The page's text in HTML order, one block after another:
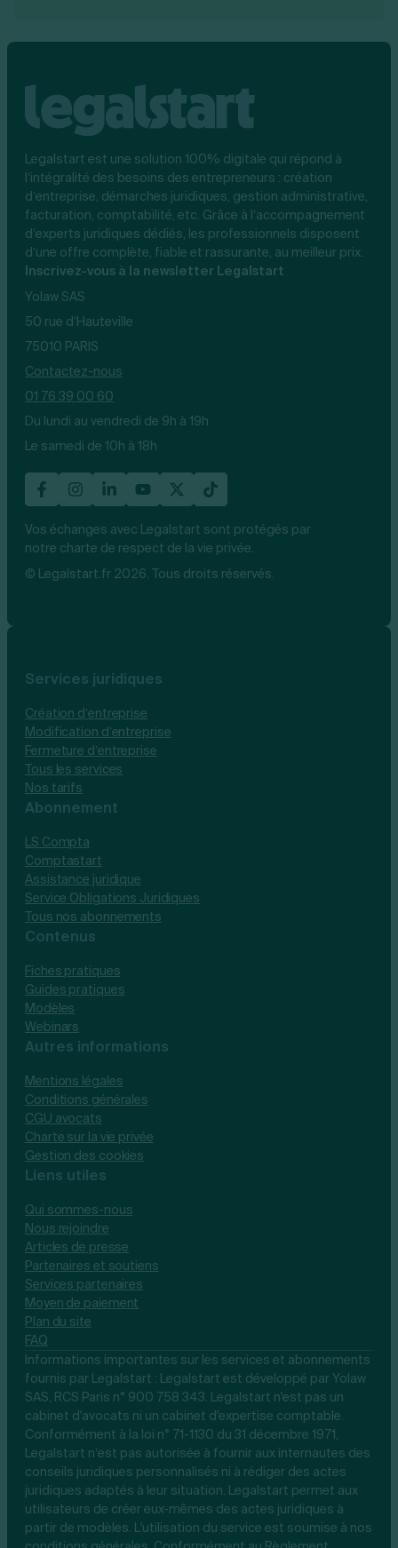
Legalstart est une solution 100% digitale qui répond à
l’intégralité des besoins des entrepreneurs : création
d’entreprise, démarches juridiques, gestion administrative,
facturation, comptabilité, etc. Grâce à l’accompagnement
d’experts juridiques dédiés, les professionnels disposent
d’une offre complète, fiable et rassurante, au meilleur prix.
Inscrivez-vous à la newsletter Legalstart
Yolaw SAS
50 rue d’Hauteville
75010 PARIS
Contactez-nous
01 76 39 00 60
Du lundi au vendredi de 9h à 19h
Le samedi de 10h à 18h
Vos échanges avec Legalstart sont protégés par
notre charte de respect de la vie privée.
© Legalstart.fr 2026. Tous droits réservés.
Services juridiques
Création d’entreprise
Modification d’entreprise
Fermeture d’entreprise
Tous les services
Nos tarifs
Abonnement
LS Compta
Comptastart
Assistance juridique
Service Obligations Juridiques
Tous nos abonnements
Contenus
Fiches pratiques
Guides pratiques
Modèles
Webinars
Autres informations
Mentions légales
Conditions générales
CGU avocats
Charte sur la vie privée
Gestion des cookies
Liens utiles
Qui sommes-nous
Nous rejoindre
Articles de presse
Partenaires et soutiens
Services partenaires
Moyen de paiement
Plan du site
FAQ
Informations importantes sur les services et abonnements
fournis par Legalstart : Legalstart est développé par Yolaw
SAS, RCS Paris n° 900 758 343. Legalstart n'est pas un
cabinet d'avocats ni un cabinet d'expertise comptable.
Conformément à la loi n° 71-1130 du 31 décembre 1971,
Legalstart n’est pas autorisée à fournir aux internautes des
conseils juridiques personnalisés ni à rédiger des actes
juridiques adaptés à leur situation. Legalstart permet aux
utilisateurs de créer eux-mêmes des actes juridiques à
partir de modèles. L'utilisation du service est soumise à nos